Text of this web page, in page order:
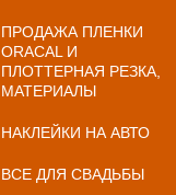
ПРОДАЖА ПЛЕНКИ
ORACAL И
ПЛОТТЕРНАЯ РЕЗКА,
МАТЕРИАЛЫ
НАКЛЕЙКИ НА АВТО
ВСЕ ДЛЯ СВАДЬБЫ